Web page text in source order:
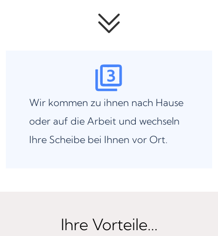
Wir kommen zu ihnen nach Hause
oder auf die Arbeit und wechseln
Ihre Scheibe bei Ihnen vor Ort.
Ihre Vorteile...